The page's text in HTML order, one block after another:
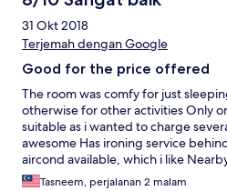
31 Okt 2018
Terjemah dengan Google
Good for the price offered
The room was comfy for just
otherwise for other activities Only
suitable as i wanted to charge
awesome Has ironing service
aircond available, which i like
local cuisines
Tasneem, perjalanan 2 malam